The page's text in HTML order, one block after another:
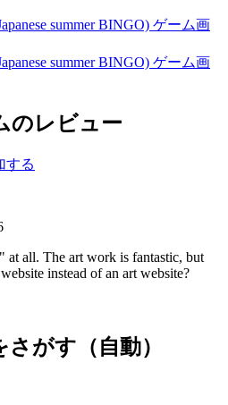
のレビュー
する
at all. The art work is fantastic, but
instead of an art website?
がす（自動）